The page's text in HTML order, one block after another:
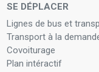
SE DÉPLACER
Lignes de bus et
Transport à la
Covoiturage
Plan intéractif